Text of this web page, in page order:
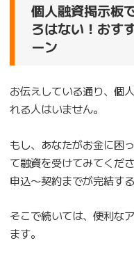
個人融資掲示板
ろはない！おす
ーン
お伝えしている通り、個
れる人はいません。
もし、あなたがお金に困
て融資を受けてみてくだ
申込〜契約までが完結す
そこで続いては、便利な
ます。